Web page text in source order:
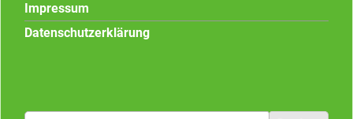
Impressum
Datenschutzerklärung